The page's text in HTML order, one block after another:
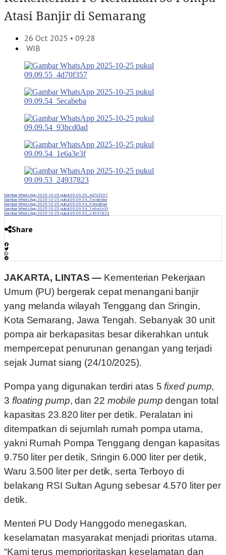
Atasi Banjir di Semarang
26 Oct 2025 • 09:28
WIB
Gambar WhatsApp 2025-10-25 pukul 09.09.55_4d70f357
Gambar WhatsApp 2025-10-25 pukul 09.09.54_5ecabeba
Gambar WhatsApp 2025-10-25 pukul 09.09.54_93bcd0ad
Gambar WhatsApp 2025-10-25 pukul 09.09.54_1e6a3e3f
Gambar WhatsApp 2025-10-25 pukul 09.09.53_24937823
Share
JAKARTA, LINTAS — Kementerian Pekerjaan
Umum (PU) bergerak cepat menangani banjir
yang melanda wilayah Tenggang dan Sringin,
Kota Semarang, Jawa Tengah. Sebanyak 30 unit
pompa air berkapasitas besar dikerahkan untuk
mempercepat penurunan genangan yang terjadi
sejak Jumat siang (24/10/2025).
Pompa yang digunakan terdiri atas 5 fixed pump,
3 floating pump, dan 22 mobile pump dengan total
kapasitas 23.820 liter per detik. Peralatan ini
ditempatkan di sejumlah rumah pompa utama,
yakni Rumah Pompa Tenggang dengan kapasitas
9.750 liter per detik, Sringin 6.000 liter per detik,
Waru 3.500 liter per detik, serta Terboyo di
belakang RSI Sultan Agung sebesar 4.570 liter per
detik.
Menteri PU Dody Hanggodo menegaskan,
keselamatan masyarakat menjadi prioritas utama.
“Kami terus memprioritaskan keselamatan dan